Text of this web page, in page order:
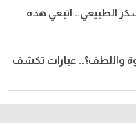
الطبيعي.. اتبعي هذه
واللطف؟.. عبارات تكشف